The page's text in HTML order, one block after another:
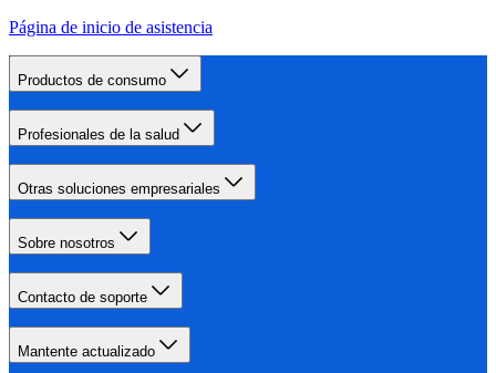
Página de inicio de asistencia
Productos de consumo
Profesionales de la salud
Otras soluciones empresariales
Sobre nosotros
Contacto de soporte
Mantente actualizado